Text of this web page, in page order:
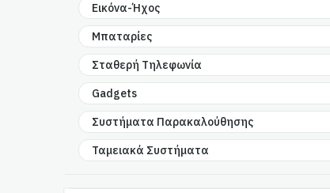
Εικόνα-Ήχος
Μπαταρίες
Σταθερή Τηλεφωνία
Gadgets
Συστήματα Παρακαλούθησης
Ταμειακά Συστήματα